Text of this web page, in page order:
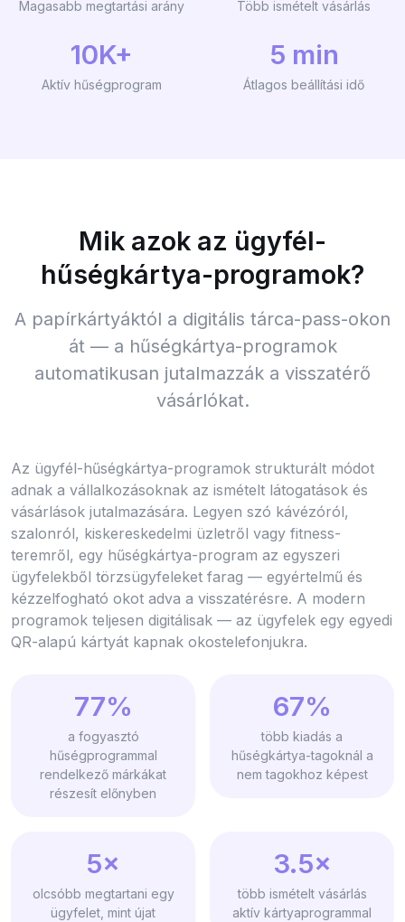
Magasabb megtartási arány Több ismételt vásárlás
10K+
Aktív hűségprogram
5 min
Átlagos beállítási idő
Mik azok az ügyfél-
hűségkártya-programok?
A papírkártyáktól a digitális tárca-pass-okon
át — a hűségkártya-programok
automatikusan jutalmazzák a visszatérő
vásárlókat.
Az ügyfél-hűségkártya-programok strukturált módot
adnak a vállalkozásoknak az ismételt látogatások és
vásárlások jutalmazására. Legyen szó kávézóról,
szalonról, kiskereskedelmi üzletről vagy fitness-
teremről, egy hűségkártya-program az egyszeri
ügyfelekből törzsügyfeleket farag — egyértelmű és
kézzelfogható okot adva a visszatérésre. A modern
programok teljesen digitálisak — az ügyfelek egy egyedi
QR-alapú kártyát kapnak okostelefonjukra.
77%
a fogyasztó
hűségprogrammal
rendelkező márkákat
részesít előnyben
67%
több kiadás a
hűségkártya-tagoknál a
nem tagokhoz képest
5×
olcsóbb megtartani egy
ügyfelet, mint újat
3.5×
több ismételt vásárlás
aktív kártyaprogrammal